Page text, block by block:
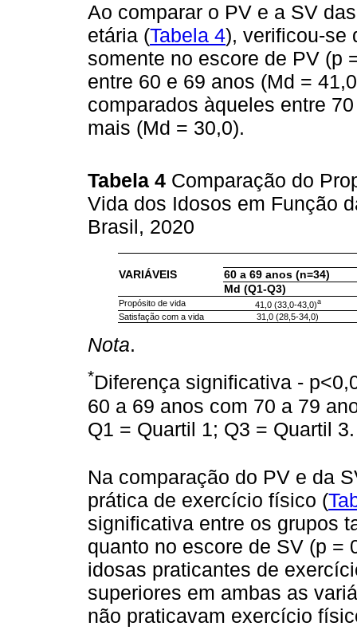
Ao comparar o PV e a SV
etária (Tabela 4), verificou-se
somente no escore de PV (p
entre 60 e 69 anos (Md =
comparados àqueles entre
mais (Md = 30,0).
Tabela 4 Comparação do
Vida dos Idosos em Função
Brasil, 2020
VARIÁVEIS
60 a 69 anos (n=34)
Md (Q1-Q3)
Propósito de vida 41,0 (33,0-43,0)a
Satisfação com a vida 31,0 (28,5-34,0)
Nota.
*Diferença significativa -
60 a 69 anos com 70 a 79
Q1 = Quartil 1; Q3 = Quartil 3.
Na comparação do PV e da
prática de exercício físico (
significativa entre os grupos
quanto no escore de SV (p =
idosas praticantes de
superiores em ambas as
não praticavam exercício